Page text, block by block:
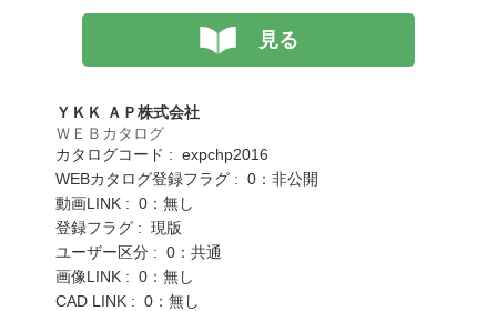
見る
ＹＫＫ ＡＰ株式会社
ＷＥＢカタログ
カタログコード : expchp2016
WEBカタログ登録フラグ : 0：非公開
動画LINK : 0：無し
登録フラグ : 現版
ユーザー区分 : 0：共通
画像LINK : 0：無し
CAD LINK : 0：無し